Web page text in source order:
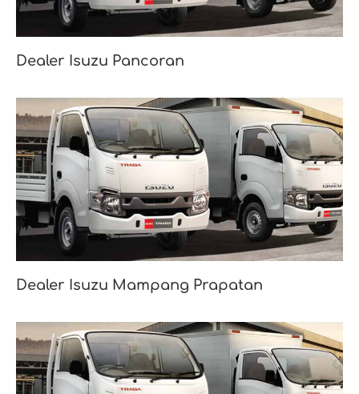
Dealer Isuzu Pancoran
Dealer Isuzu Mampang Prapatan